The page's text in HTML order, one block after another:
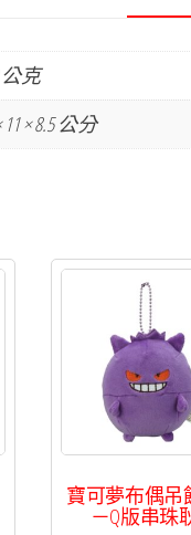
公克
11 × 8.5 公分
寶可夢布偶吊
－Q版串珠